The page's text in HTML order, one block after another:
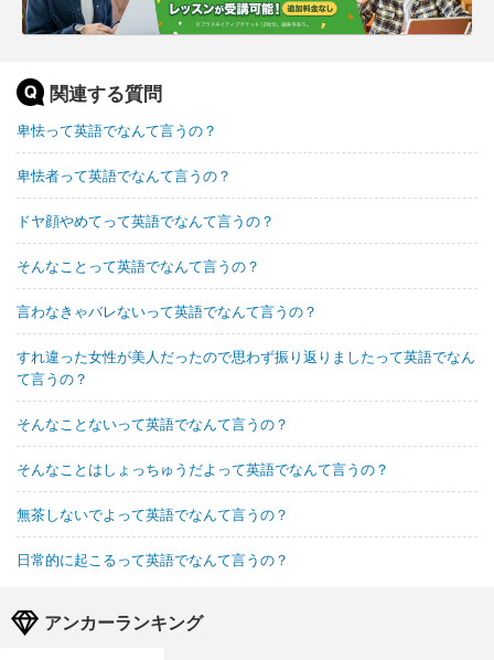
関連する質問
卑怯って英語でなんて言うの？
卑怯者って英語でなんて言うの？
ドヤ顔やめてって英語でなんて言うの？
そんなことって英語でなんて言うの？
言わなきゃバレないって英語でなんて言うの？
すれ違った女性が美人だったので思わず振り返りましたって英語でなん
て言うの？
そんなことないって英語でなんて言うの？
そんなことはしょっちゅうだよって英語でなんて言うの？
無茶しないでよって英語でなんて言うの？
日常的に起こるって英語でなんて言うの？
アンカーランキング